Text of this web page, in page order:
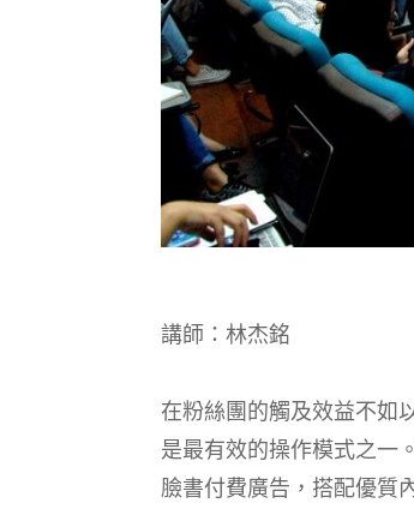
講師：林杰銘
在粉絲團的觸及效益不如
是最有效的操作模式之一
臉書付費廣告，搭配優質